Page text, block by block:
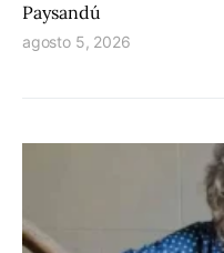
Paysandú
agosto 5, 2026